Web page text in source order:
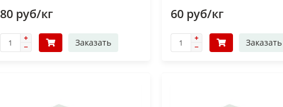
80 руб/кг
Заказать
60 руб/кг
Заказать